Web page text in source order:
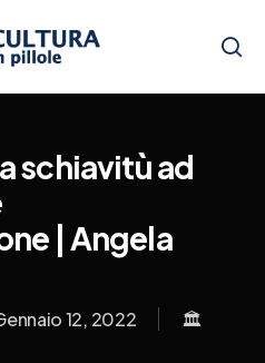
schiavitù ad
| Angela
12, 2022
🏛️